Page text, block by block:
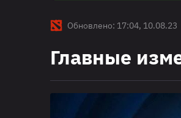
Обновлено: 17:04, 10.08.23
Главные